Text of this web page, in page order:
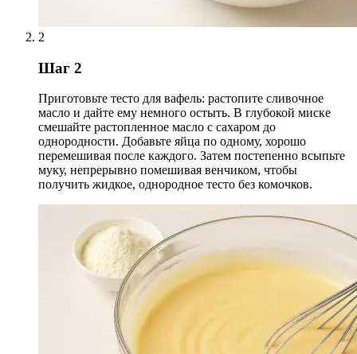
2
Шаг 2
Приготовьте тесто для вафель: растопите сливочное
масло и дайте ему немного остыть. В глубокой миске
смешайте растопленное масло с сахаром до
однородности. Добавьте яйца по одному, хорошо
перемешивая после каждого. Затем постепенно всыпьте
муку, непрерывно помешивая венчиком, чтобы
получить жидкое, однородное тесто без комочков.